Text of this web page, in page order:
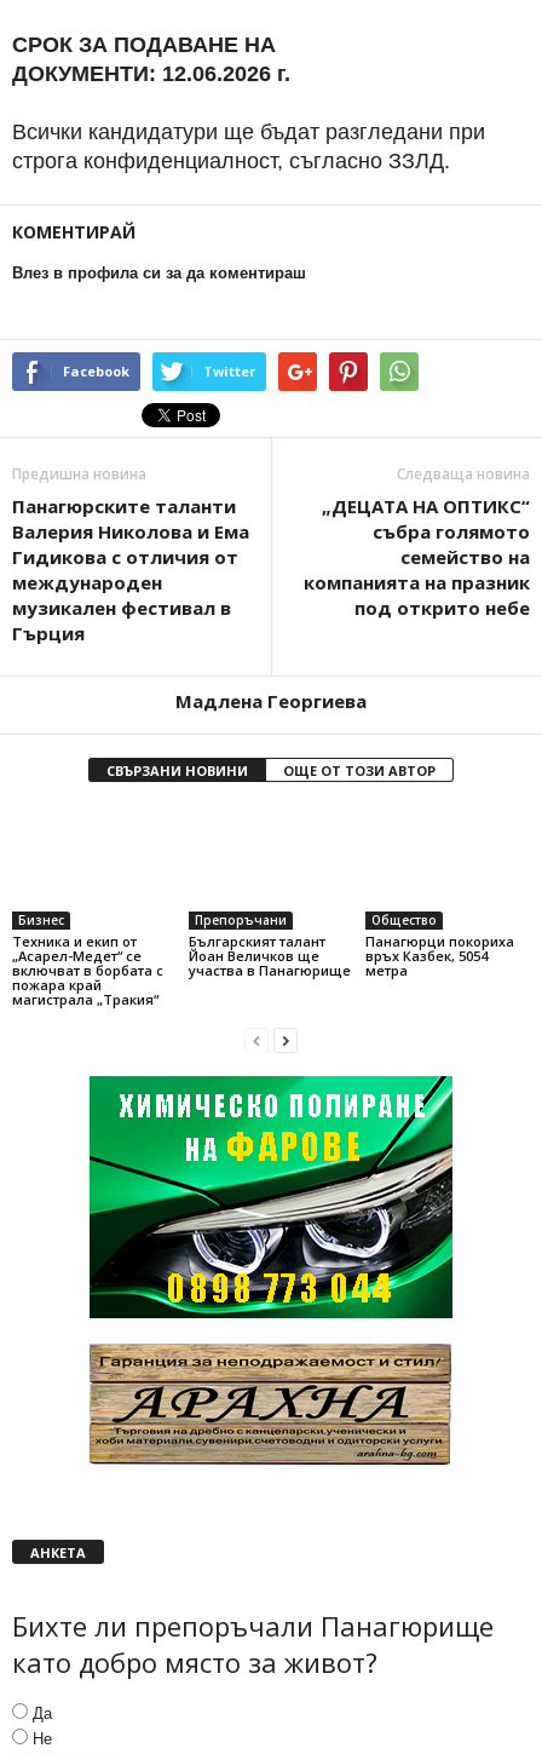
СРОК ЗА ПОДАВАНЕ НА
ДОКУМЕНТИ: 12.06.2026 г.
Всички кандидатури ще бъдат разгледани при
строга конфиденциалност, съгласно ЗЗЛД.
КОМЕНТИРАЙ
Влез в профила си за да коментираш
Facebook Twitter
Предишна новина
Панагюрските таланти
Валерия Николова и Ема
Гидикова с отличия от
международен
музикален фестивал в
Гърция
Следваща новина
„ДЕЦАТА НА ОПТИКС“
събра голямото
семейство на
компанията на празник
под открито небе
Мадлена Георгиева
СВЪРЗАНИ НОВИНИ ОЩЕ ОТ ТОЗИ АВТОР
Бизнес
Техника и екип от
„Асарел-Медет“ се
включват в борбата с
пожара край
магистрала „Тракия“
Препоръчани
Българският талант
Йоан Величков ще
участва в Панагюрище
Общество
Панагюрци покориха
връх Казбек, 5054
метра
АНКЕТА
Бихте ли препоръчали Панагюрище
като добро място за живот?
Да
Не